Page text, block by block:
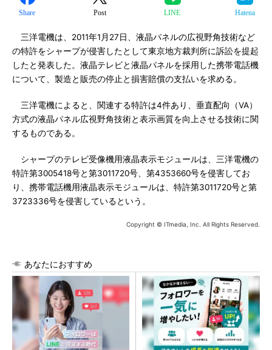
Share Post LINE Hatena
三洋電機は、2011年1月27日、液晶パネルの広視野角技術など
の特許をシャープが侵害したとして東京地方裁判所に訴訟を提起
したと発表した。液晶テレビと液晶パネルを採用した携帯電話機
について、製造と販売の停止と損害賠償の支払いを求める。
三洋電機によると、関連する特許は4件あり、垂直配向（VA）
方式の液晶パネル広視野角技術と表示画質を向上させる技術に関
するものである。
シャープのテレビ受像機用液晶表示モジュールは、三洋電機の
特許第3005418号と第3011720号、第4353660号を侵害してお
り、携帯電話機用液晶表示モジュールは、特許第3011720号と第
3723336号を侵害しているという。
Copyright © ITmedia, Inc. All Rights Reserved.
あなたにおすすめ